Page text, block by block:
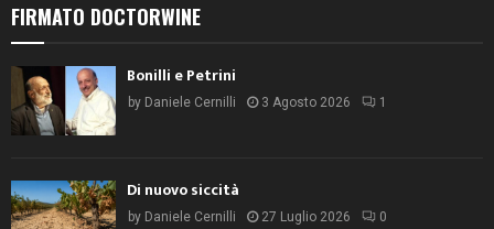
FIRMATO DOCTORWINE
Bonilli e Petrini
by Daniele Cernilli 3 Agosto 2026 1
Di nuovo siccità
by Daniele Cernilli 27 Luglio 2026 0